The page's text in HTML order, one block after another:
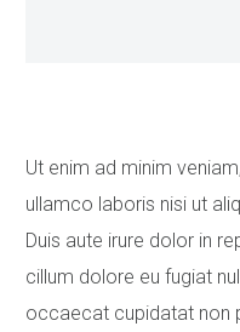
Ut enim ad minim
ullamco laboris nisi ut
Duis aute irure dolor in
cillum dolore eu fugiat
occaecat cupidatat non